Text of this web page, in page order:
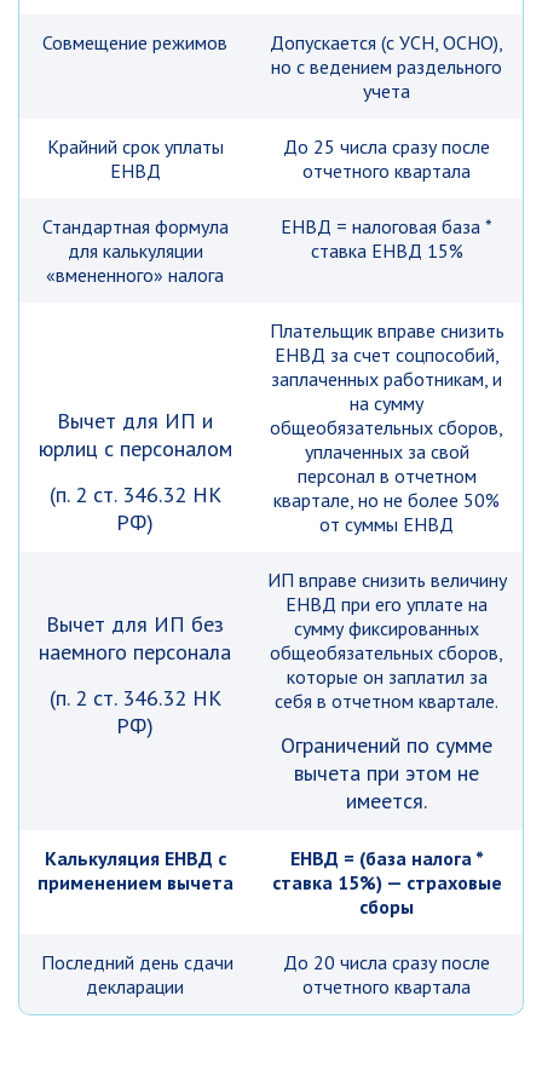
Совмещение режимов
Допускается (с УСН, ОСНО),
но с ведением раздельного
учета
Крайний срок уплаты
ЕНВД
До 25 числа сразу после
отчетного квартала
Стандартная формула
для калькуляции
«вмененного» налога
ЕНВД = налоговая база *
ставка ЕНВД 15%
Вычет для ИП и
юрлиц с персоналом
(п. 2 ст. 346.32 НК
РФ)
Плательщик вправе снизить
ЕНВД за счет соцпособий,
заплаченных работникам, и
на сумму
общеобязательных сборов,
уплаченных за свой
персонал в отчетном
квартале, но не более 50%
от суммы ЕНВД
Вычет для ИП без
наемного персонала
(п. 2 ст. 346.32 НК
РФ)
ИП вправе снизить величину
ЕНВД при его уплате на
сумму фиксированных
общеобязательных сборов,
которые он заплатил за
себя в отчетном квартале.
Ограничений по сумме
вычета при этом не
имеется.
Калькуляция ЕНВД с
применением вычета
ЕНВД = (база налога *
ставка 15%) — страховые
сборы
Последний день сдачи
декларации
До 20 числа сразу после
отчетного квартала